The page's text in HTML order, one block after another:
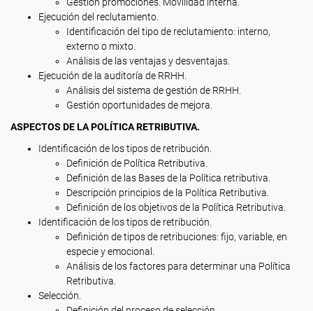
Ejecución del reclutamiento.
Identificación del tipo de reclutamiento: interno,
externo o mixto.
Análisis de las ventajas y desventajas.
Ejecución de la auditoría de RRHH.
Análisis del sistema de gestión de RRHH.
Gestión oportunidades de mejora.
ASPECTOS DE LA POLÍTICA RETRIBUTIVA.
Identificación de los tipos de retribución.
Definición de Política Retributiva.
Definición de las Bases de la Política retributiva.
Descripción principios de la Política Retributiva.
Definición de los objetivos de la Política Retributiva.
Identificación de los tipos de retribución.
Definición de tipos de retribuciones: fijo, variable, en
especie y emocional.
Análisis de los factores para determinar una Política
Retributiva.
Selección.